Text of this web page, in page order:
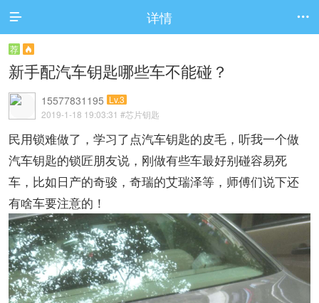
 详情 
荐 
新手配汽车钥匙哪些车不能碰？
15577831195 Lv.3
2019-1-18 19:03:31 #芯片钥匙
民用锁难做了，学习了点汽车钥匙的皮毛，听我一个做
汽车钥匙的锁匠朋友说，刚做有些车最好别碰容易死
车，比如日产的奇骏，奇瑞的艾瑞泽等，师傅们说下还
有啥车要注意的！